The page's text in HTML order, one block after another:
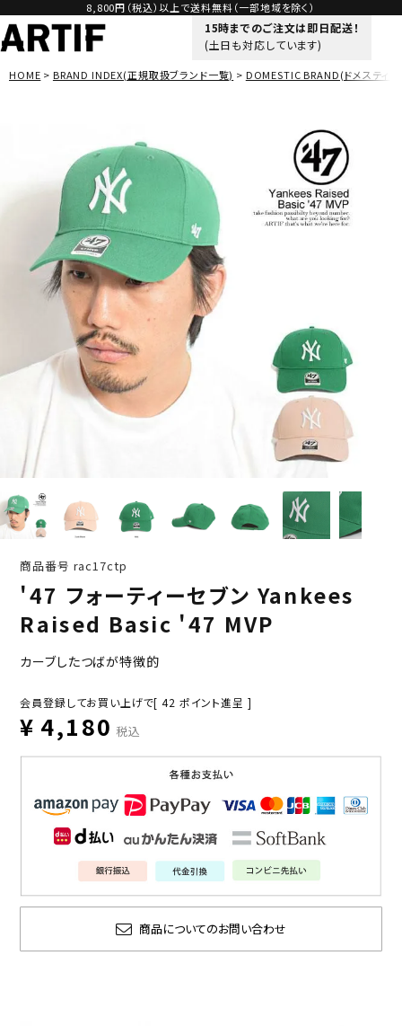
8,800円（税込）以上で送料無料（一部地域を除く）
15時までのご注文は即日配送！
(土日も対応しています)
HOME BRAND INDEX(正規取扱ブランド一覧) DOMESTIC BRAND(ドメスティッ
商品番号 rac17ctp
'47 フォーティーセブン Yankees
Raised Basic '47 MVP
カーブしたつばが特徴的
会員登録してお買い上げで[ 42 ポイント進呈 ]
¥ 4,180 税込
商品についてのお問い合わせ